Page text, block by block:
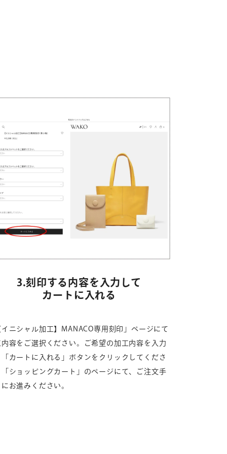
3.刻印する内容を入力して
カートに入れる
ニシャル加工】MANACO専用刻印」ページにて
内容をご選択ください。ご希望の加工内容を入力
「カートに入れる」ボタンをクリックしてくださ
「ショッピングカート」のページにて、ご注文手
お進みください。